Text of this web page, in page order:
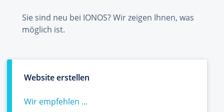
Sie sind neu bei IONOS? Wir zeigen Ihnen, was
möglich ist.
Website erstellen
Wir empfehlen ...